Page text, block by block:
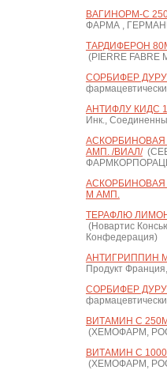
ВАГИНОРМ-С
ФАРМА ,
ТАРДИФЕРОН
(PIERRE
СОРБИФЕР
АНТИФЛУ КИДС
Инк.,
АСКОРБИНОВАЯ
АМП. /ВИАЛ/
АСКОРБИНОВАЯ
М АМП.
ТЕРАФЛЮ
(Новартис
Конфедерация)
АНТИГРИППИН
Продукт
СОРБИФЕР
ВИТАМИН С
(ХЕМОФАРМ,
ВИТАМИН С
(ХЕМОФАРМ,